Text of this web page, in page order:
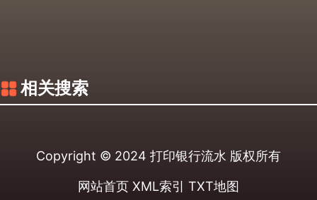
相关搜索
Copyright © 2024 打印银行流水 版权所有
网站首页 XML索引 TXT地图